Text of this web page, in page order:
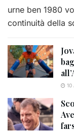
urne ben 1980
continuità della
10